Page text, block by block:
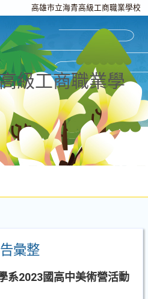
高雄市立海青高級工商職業學校
級工商職業學
彙整
系2023國高中美術營活動